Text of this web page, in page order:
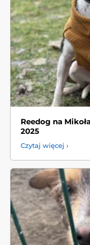
Reedog na
2025
Czytaj więcej ›